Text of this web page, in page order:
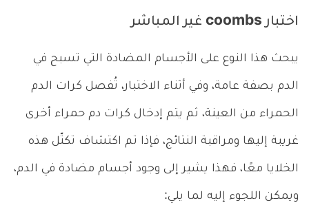
اختبار coombs غير المباشر
يبحث هذا النوع على الأجسام المضادة التي تسبح في
الدم بصفة عامة، وفي أثناء الاختبار، تُفصل كرات الدم
الحمراء من العينة، ثم يتم إدخال كرات دم حمراء أخرى
غريبة إليها ومراقبة النتائج، فإذا تم اكتشاف تكتّل هذه
الخلايا معًا، فهذا يشير إلى وجود أجسام مضادة في الدم،
ويمكن اللجوء إليه لما يلي: